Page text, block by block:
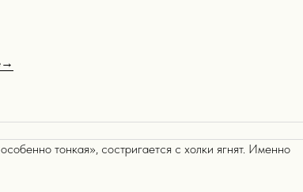
тонкая», состригается с холки ягнят. Именно